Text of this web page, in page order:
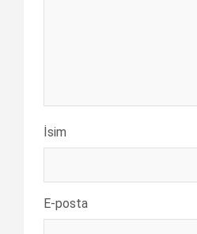
İsim
E-posta